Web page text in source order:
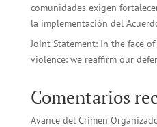
comunidades exigen
la implementación del
Joint Statement: In the face
violence: we reaffirm our
Comentarios
Avance del Crimen